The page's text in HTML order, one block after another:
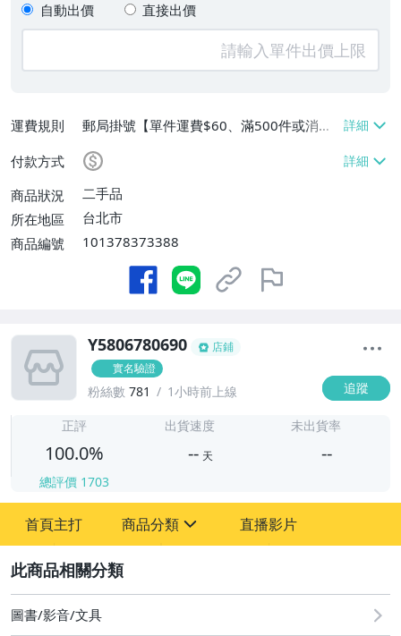
自動出價 直接出價
運費規則
郵局掛號【單件運費$60、滿500件或消費
滿$20000免運費】
付款方式
商品狀況
二手品
所在地區
台北市
商品編號
101378373388
Y5806780690
店鋪
實名驗證
粉絲數 781 1小時前上線 追蹤
正評
100.0%
總評價 1703
出貨速度
-- 天
未出貨率
--
首頁主打 商品分類
其它
直播影片
圖書/影音/文具